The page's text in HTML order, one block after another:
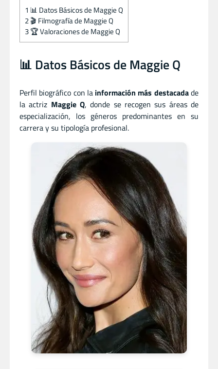
1 📊 Datos Básicos de Maggie Q
2🎬 Filmografía de Maggie Q
3🏆 Valoraciones de Maggie Q
📊 Datos Básicos de Maggie Q
Perfil biográfico con la información más destacadade
la actriz Maggie Q, donde se recogen sus áreas de
especialización, los géneros predominantes en su
carrera y su tipología profesional.